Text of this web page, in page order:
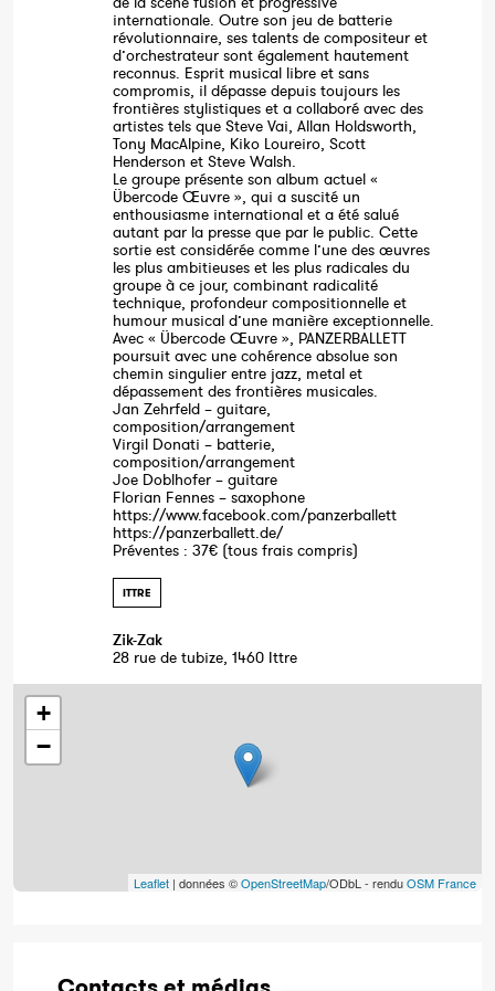
internationale. Outre son jeu de batterie
révolutionnaire, ses talents de compositeur et
d’orchestrateur sont également hautement
reconnus. Esprit musical libre et sans
compromis, il dépasse depuis toujours les
frontières stylistiques et a collaboré avec des
artistes tels que Steve Vai, Allan Holdsworth,
Tony MacAlpine, Kiko Loureiro, Scott
Henderson et Steve Walsh.
Le groupe présente son album actuel «
Übercode Œuvre », qui a suscité un
enthousiasme international et a été salué
autant par la presse que par le public. Cette
sortie est considérée comme l’une des œuvres
les plus ambitieuses et les plus radicales du
groupe à ce jour, combinant radicalité
technique, profondeur compositionnelle et
humour musical d’une manière exceptionnelle.
Avec « Übercode Œuvre », PANZERBALLETT
poursuit avec une cohérence absolue son
chemin singulier entre jazz, metal et
dépassement des frontières musicales.
Jan Zehrfeld – guitare,
composition/arrangement
Virgil Donati – batterie,
composition/arrangement
Joe Doblhofer – guitare
Florian Fennes – saxophone
https://www.facebook.com/panzerballett
https://panzerballett.de/
Préventes : 37€ (tous frais compris)
ITTRE
Zik-Zak
28 rue de tubize, 1460 Ittre
+
−
Leaflet | données ©OpenStreetMap/ODbL - renduOSM France